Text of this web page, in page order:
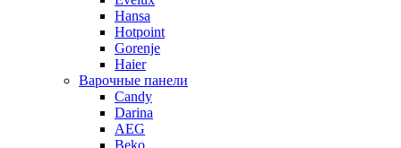
Hansa
Hotpoint
Gorenje
Haier
Варочные панели
Candy
Darina
AEG